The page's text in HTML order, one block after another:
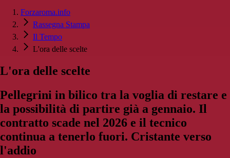
Forzaroma.info
Rassegna Stampa
Il Tempo
L'ora delle scelte
L'ora delle scelte
Pellegrini in bilico tra la voglia di restare e
la possibilità di partire già a gennaio. Il
contratto scade nel 2026 e il tecnico
continua a tenerlo fuori. Cristante verso
l'addio